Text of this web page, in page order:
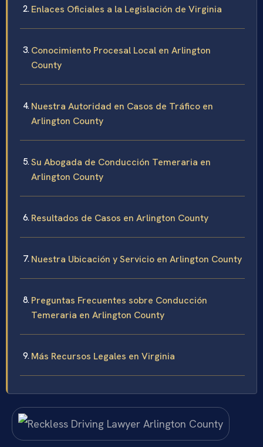
Enlaces Oficiales a la Legislación de Virginia
Conocimiento Procesal Local en Arlington
County
Nuestra Autoridad en Casos de Tráfico en
Arlington County
Su Abogada de Conducción Temeraria en
Arlington County
Resultados de Casos en Arlington County
Nuestra Ubicación y Servicio en Arlington County
Preguntas Frecuentes sobre Conducción
Temeraria en Arlington County
Más Recursos Legales en Virginia